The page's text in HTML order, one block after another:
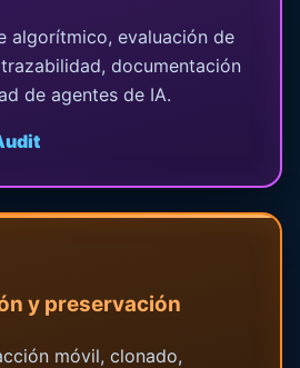
algorítmico, evaluación de
documentación
de agentes de IA.
y preservación
móvil, clonado,